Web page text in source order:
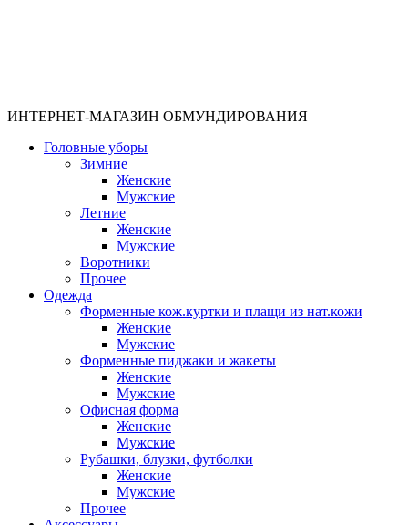
ИНТЕРНЕТ-МАГАЗИН ОБМУНДИРОВАНИЯ
Головные уборы
Зимние
Женские
Мужские
Летние
Женские
Мужские
Воротники
Прочее
Одежда
Форменные кож.куртки и плащи из нат.кожи
Женские
Мужские
Форменные пиджаки и жакеты
Женские
Мужские
Офисная форма
Женские
Мужские
Рубашки, блузки, футболки
Женские
Мужские
Прочее